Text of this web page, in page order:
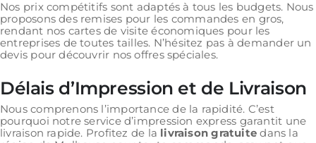
Nos prix compétitifs sont adaptés à tous les budgets. Nous
proposons des remises pour les commandes en gros,
rendant nos cartes de visite économiques pour les
entreprises de toutes tailles. N’hésitez pas à demander un
devis pour découvrir nos offres spéciales.
Délais d’Impression et de Livraison
Nous comprenons l’importance de la rapidité. C’est
pourquoi notre service d’impression express garantit une
livraison rapide. Profitez de la livraison gratuite dans la